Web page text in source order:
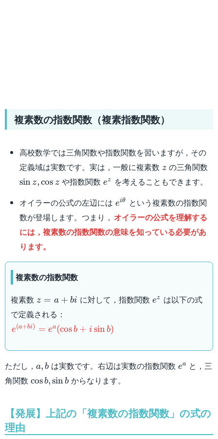
複素数の指数関数（複素指数関数）
高校数学では三角関数や指数関数を習いますが，その
定義域は実数です。実は，一般に複素数 z
z の三角関数
sin z,cos z や指数関数 e^z
ez
を考えることもできます。
オイラーの公式の左辺には e^{i\theta}
eiθ
という複素数の指数関
数が登場します。つまり， オイラーの公式を理解する
には，複素数の指数関数の意味を知っている必要があ
ります。
複素数の指数関数
複素数 z=a+bi
z = a + bi に対して，指数関数 e^z
ez
は以下の式
で定義される：
e^{(a+bi)}=e^a(\cos
e(a+bi) = ea(cosb + i sinb)
ただし， a,b
a, b は実数です。右辺は実数の指数関数 e^a
ea
と，三
角関数 \cos
cosb,sinb からなります。
【発展】上記の「複素数の指数関数」の式の
理由